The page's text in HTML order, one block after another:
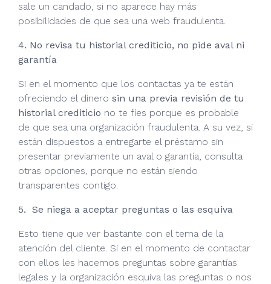
sale un candado, si no aparece hay más
posibilidades de que sea una web fraudulenta.
4. No revisa tu historial crediticio, no pide aval ni
garantía
Si en el momento que los contactas ya te están
ofreciendo el dinero sin una previa revisión de tu
historial crediticio no te fíes porque es probable
de que sea una organización fraudulenta. A su vez, si
están dispuestos a entregarte el préstamo sin
presentar previamente un aval o garantía, consulta
otras opciones, porque no están siendo
transparentes contigo.
5. Se niega a aceptar preguntas o las esquiva
Esto tiene que ver bastante con el tema de la
atención del cliente. Si en el momento de contactar
con ellos les hacemos preguntas sobre garantías
legales y la organización esquiva las preguntas o nos